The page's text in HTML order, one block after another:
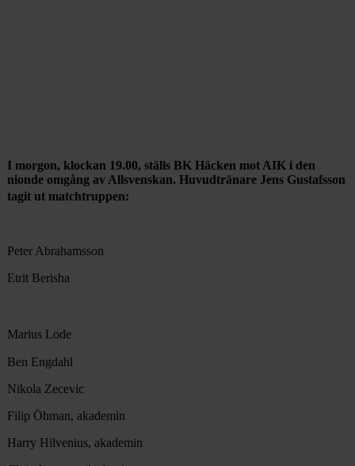
I morgon, klockan 19.00, ställs BK Häcken mot AIK i den
nionde omgång av Allsvenskan. Huvudtränare Jens Gustafsson
tagit ut matchtruppen:
Peter Abrahamsson
Etrit Berisha
Marius Lode
Ben Engdahl
Nikola Zecevic
Filip Öhman, akademin
Harry Hilvenius, akademin